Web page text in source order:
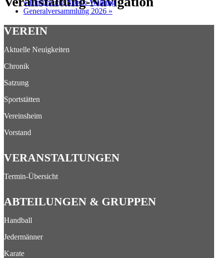
«Einführung Nordic Walking
Generalversammlung 2026 »
VEREIN
Aktuelle Neuigkeiten
Chronik
Satzung
Sportstätten
Vereinsheim
Vorstand
VERANSTALTUNGEN
Termin-Übersicht
ABTEILUNGEN & GRUPPEN
Handball
Jedermänner
Karate